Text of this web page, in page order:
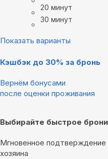
20 минут
30 минут
Показать варианты
Кэшбэк до 30% за бронь
Вернём бонусами
после оценки проживания
Выбирайте быстрое
Мгновенное
хозяина